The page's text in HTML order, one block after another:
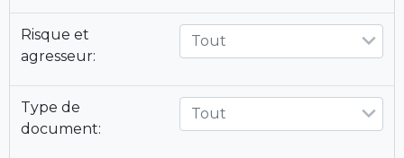
Risque et
agresseur:
Tout
Type de
document:
Tout